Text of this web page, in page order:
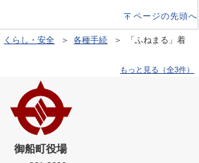
ページの先頭へ
くらし・安全 ＞各種手続 ＞ 「ふねまる」着
もっと見る（全3件）
御船町役場